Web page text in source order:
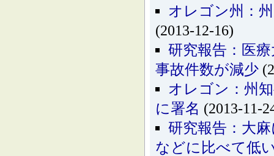
オレゴン州：
(2013-12-16)
研究報告：医
事故件数が減少
オレゴン：州
に署名 (2013-11-
研究報告：大
などに比べて低